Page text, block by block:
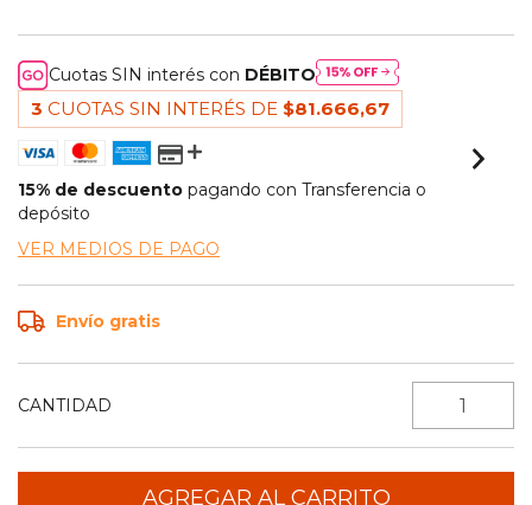
Cuotas SIN interés con DÉBITO
3 CUOTAS SIN INTERÉS DE $81.666,67
15% de descuento pagando con Transferencia o
depósito
VER MEDIOS DE PAGO
Envío gratis
CANTIDAD